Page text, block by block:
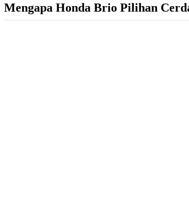
Mengapa Honda Brio Pilihan